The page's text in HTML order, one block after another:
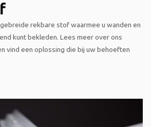
rekbare stof waarmee u wanden en
kunt bekleden. Lees meer over ons
vind een oplossing die bij uw behoeften